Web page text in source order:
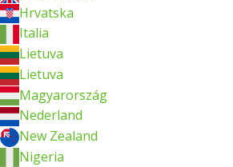
Hrvatska
Italia
Lietuva
Lietuva
Magyarország
Nederland
New Zealand
Nigeria